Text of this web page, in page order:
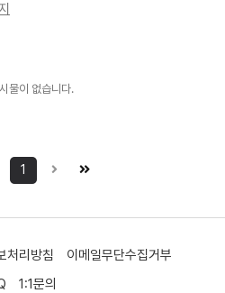
물이 없습니다.
1
처리방침
이메일무단수집거부
1:1문의